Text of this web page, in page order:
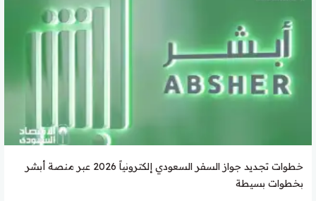
خطوات تجديد جواز السفر السعودي إلكترونياً 2026 عبر منصة أبشر
بخطوات بسيطة